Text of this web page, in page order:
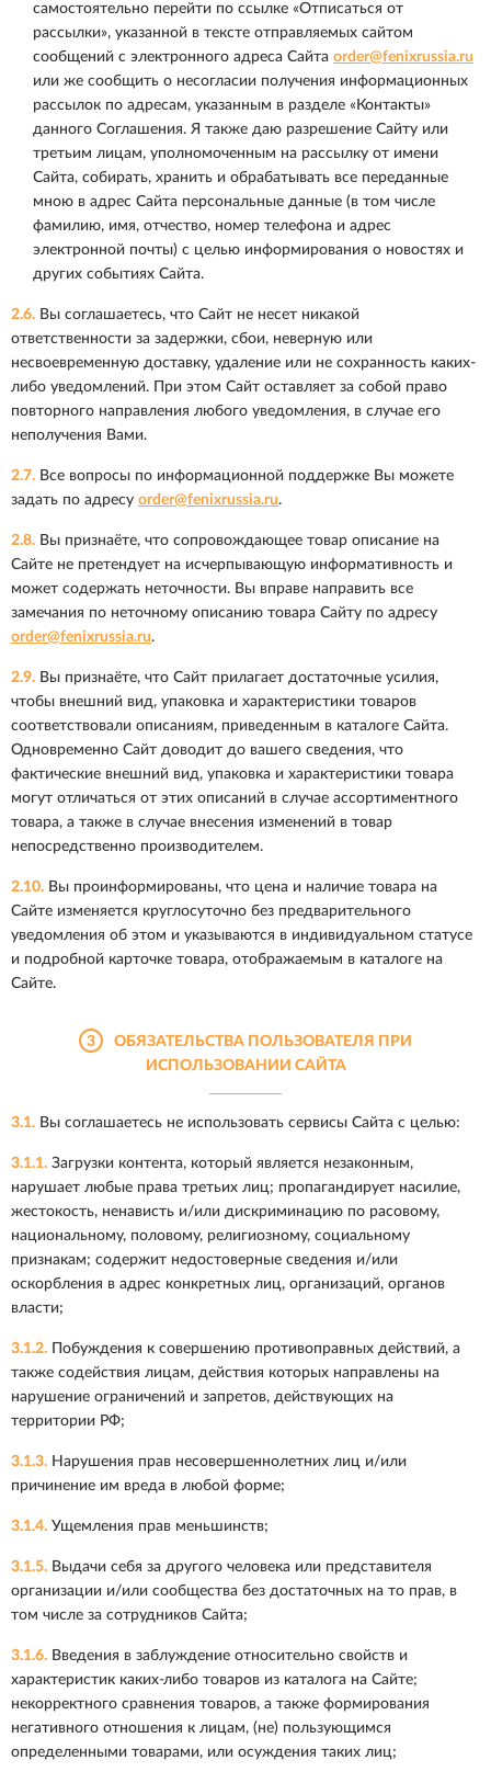
самостоятельно перейти по ссылке «Отписаться от
рассылки», указанной в тексте отправляемых сайтом
сообщений с электронного адреса Сайта order@fenixrussia.ru
или же сообщить о несогласии получения информационных
рассылок по адресам, указанным в разделе «Контакты»
данного Соглашения. Я также даю разрешение Сайту или
третьим лицам, уполномоченным на рассылку от имени
Сайта, собирать, хранить и обрабатывать все переданные
мною в адрес Сайта персональные данные (в том числе
фамилию, имя, отчество, номер телефона и адрес
электронной почты) с целью информирования о новостях и
других событиях Сайта.
2.6. Вы соглашаетесь, что Сайт не несет никакой
ответственности за задержки, сбои, неверную или
несвоевременную доставку, удаление или не сохранность каких-
либо уведомлений. При этом Сайт оставляет за собой право
повторного направления любого уведомления, в случае его
неполучения Вами.
2.7. Все вопросы по информационной поддержке Вы можете
задать по адресу order@fenixrussia.ru.
2.8. Вы признаёте, что сопровождающее товар описание на
Сайте не претендует на исчерпывающую информативность и
может содержать неточности. Вы вправе направить все
замечания по неточному описанию товара Сайту по адресу
order@fenixrussia.ru.
2.9. Вы признаёте, что Сайт прилагает достаточные усилия,
чтобы внешний вид, упаковка и характеристики товаров
соответствовали описаниям, приведенным в каталоге Сайта.
Одновременно Сайт доводит до вашего сведения, что
фактические внешний вид, упаковка и характеристики товара
могут отличаться от этих описаний в случае ассортиментного
товара, а также в случае внесения изменений в товар
непосредственно производителем.
2.10. Вы проинформированы, что цена и наличие товара на
Сайте изменяется круглосуточно без предварительного
уведомления об этом и указываются в индивидуальном статусе
и подробной карточке товара, отображаемым в каталоге на
Сайте.
3
ОБЯЗАТЕЛЬСТВА ПОЛЬЗОВАТЕЛЯ ПРИ
ИСПОЛЬЗОВАНИИ САЙТА
3.1. Вы соглашаетесь не использовать сервисы Сайта с целью:
3.1.1. Загрузки контента, который является незаконным,
нарушает любые права третьих лиц; пропагандирует насилие,
жестокость, ненависть и/или дискриминацию по расовому,
национальному, половому, религиозному, социальному
признакам; содержит недостоверные сведения и/или
оскорбления в адрес конкретных лиц, организаций, органов
власти;
3.1.2. Побуждения к совершению противоправных действий, а
также содействия лицам, действия которых направлены на
нарушение ограничений и запретов, действующих на
территории РФ;
3.1.3. Нарушения прав несовершеннолетних лиц и/или
причинение им вреда в любой форме;
3.1.4. Ущемления прав меньшинств;
3.1.5. Выдачи себя за другого человека или представителя
организации и/или сообщества без достаточных на то прав, в
том числе за сотрудников Сайта;
3.1.6. Введения в заблуждение относительно свойств и
характеристик каких-либо товаров из каталога на Сайте;
некорректного сравнения товаров, а также формирования
негативного отношения к лицам, (не) пользующимся
определенными товарами, или осуждения таких лиц;